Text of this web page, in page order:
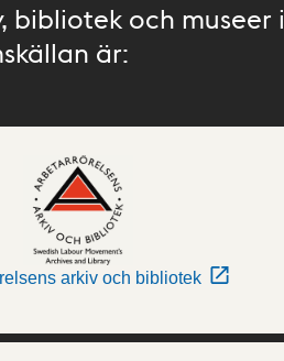
bibliotek och museer i
är:
arkiv och bibliotek